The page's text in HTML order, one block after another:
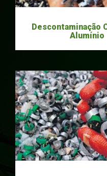
Descontaminação
Alumínio